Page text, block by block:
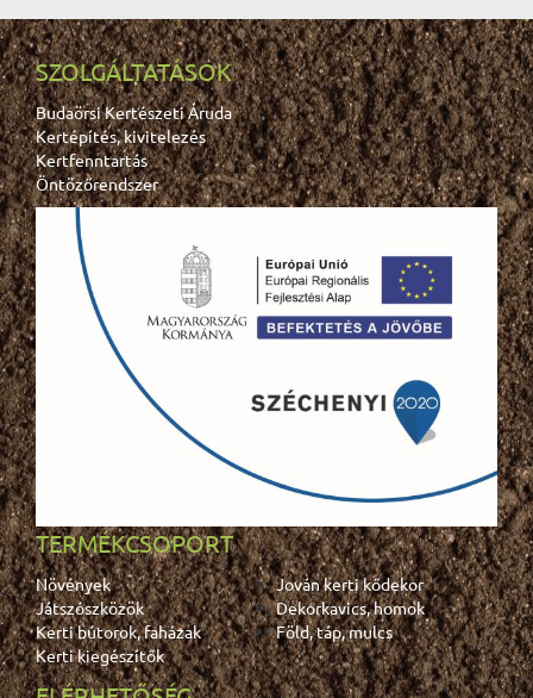
SZOLGÁLTATÁSOK
Budaörsi Kertészeti Áruda
Kertépítés, kivitelezés
Kertfenntartás
Öntözőrendszer
TERMÉKCSOPORT
Növények
Jován kerti kődekor
Játszószközök
Dekorkavics, homok
Kerti bútorok, faházak
Föld, táp, mulcs
Kerti kiegészítők